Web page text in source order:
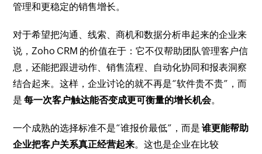
管理和更稳定的销售增长。
对于希望把沟通、线索、商机和数据分析串起来的企业来
说，Zoho CRM 的价值在于：它不仅帮助团队管理客户信
息，还能把跟进动作、销售流程、自动化协同和报表洞察
结合起来。这样，企业讨论的就不再是“软件贵不贵”，而
是每一次客户触达能否变成更可衡量的增长机会。
一个成熟的选择标准不是“谁报价最低”，而是谁更能帮助
企业把客户关系真正经营起来。这也是企业在比较